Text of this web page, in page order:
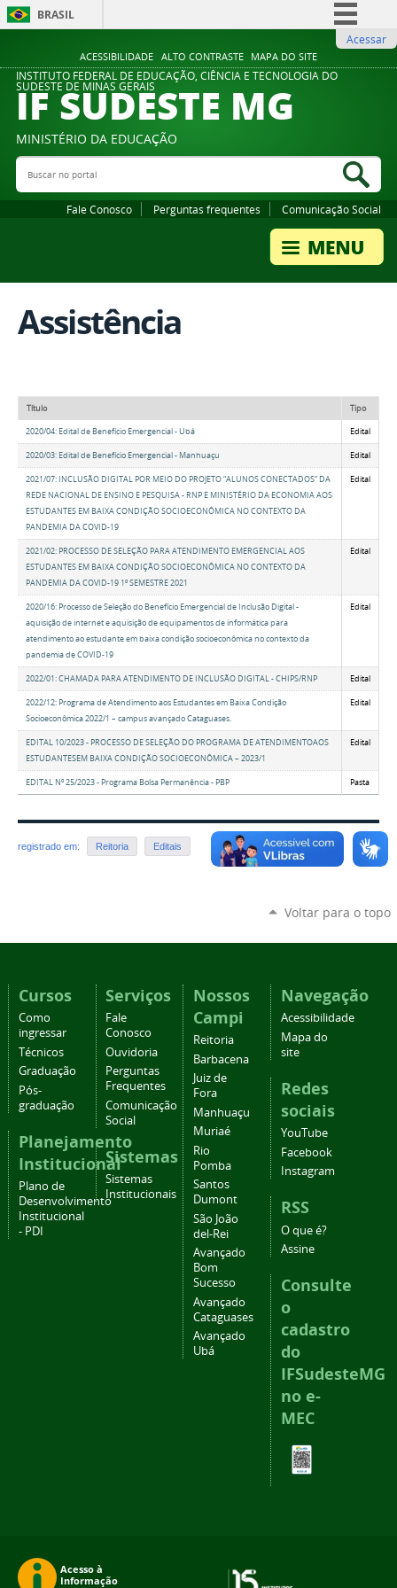
ACESSIBILIDADE ALTO CONTRASTE MAPA DO SITE
BRASIL
Comunica BR
Participe
Legislação
Acessar
INSTITUTO FEDERAL DE EDUCAÇÃO, CIÊNCIA E TECNOLOGIA DO
SUDESTE DE MINAS GERAIS
IF SUDESTE MG
MINISTÉRIO DA EDUCAÇÃO
Buscar no portal
Fale Conosco Perguntas frequentes Comunicação Social
Assistência
Título Tipo
2020/04: Edital de Benefício Emergencial - Ubá Edital
2020/03: Edital de Benefício Emergencial - Manhuaçu Edital
2021/07: INCLUSÃO DIGITAL POR MEIO DO PROJETO “ALUNOS CONECTADOS” DA
REDE NACIONAL DE ENSINO E PESQUISA - RNP E MINISTÉRIO DA ECONOMIA AOS
ESTUDANTES EM BAIXA CONDIÇÃO SOCIOECONÔMICA NO CONTEXTO DA
PANDEMIA DA COVID-19
Edital
2021/02: PROCESSO DE SELEÇÃO PARA ATENDIMENTO EMERGENCIAL AOS
ESTUDANTES EM BAIXA CONDIÇÃO SOCIOECONÔMICA NO CONTEXTO DA
PANDEMIA DA COVID-19 1º SEMESTRE 2021
Edital
2020/16: Processo de Seleção do Benefício Emergencial de Inclusão Digital -
aquisição de internet e aquisição de equipamentos de informática para
atendimento ao estudante em baixa condição socioeconômica no contexto da
pandemia de COVID-19
Edital
2022/01: CHAMADA PARA ATENDIMENTO DE INCLUSÃO DIGITAL - CHIPS/RNP Edital
2022/12: Programa de Atendimento aos Estudantes em Baixa Condição
Socioeconômica 2022/1 – campus avançado Cataguases.
Edital
EDITAL 10/2023 - PROCESSO DE SELEÇÃO DO PROGRAMA DE ATENDIMENTOAOS
ESTUDANTESEM BAIXA CONDIÇÃO SOCIOECONÔMICA – 2023/1
Edital
EDITAL Nº 25/2023 - Programa Bolsa Permanência - PBP Pasta
registrado em: Reitoria Editais
Voltar para o topo
Cursos
Como
ingressar
Técnicos
Graduação
Pós-
graduação
Planejamento
Institucional
Plano de
Desenvolvimento
Institucional
- PDI
Serviços
Fale
Conosco
Ouvidoria
Perguntas
Frequentes
Comunicação
Social
Sistemas
Sistemas
Institucionais
Nossos
Campi
Reitoria
Barbacena
Juiz de
Fora
Manhuaçu
Muriaé
Rio
Pomba
Santos
Dumont
São João
del-Rei
Avançado
Bom
Sucesso
Avançado
Cataguases
Avançado
Ubá
Navegação
Acessibilidade
Mapa do
site
Redes
sociais
YouTube
Facebook
Instagram
RSS
O que é?
Assine
Consulte
o
cadastro
do
IFSudesteMG
no e-
MEC